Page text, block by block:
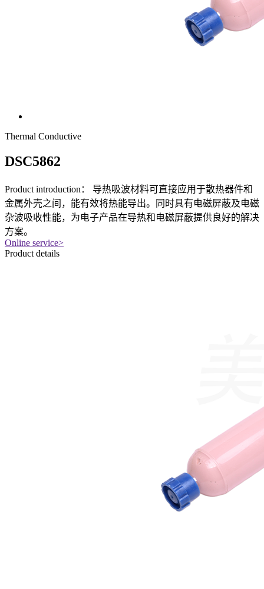
Thermal Conductive
DSC5862
Product introduction：
导热吸波材料可直接应用于散热器件和
金属外壳之间，能有效将热能导出。同时具有电磁屏蔽及电磁
杂波吸收性能，为电子产品在导热和电磁屏蔽提供良好的解决
方案。
Online service>
Product details